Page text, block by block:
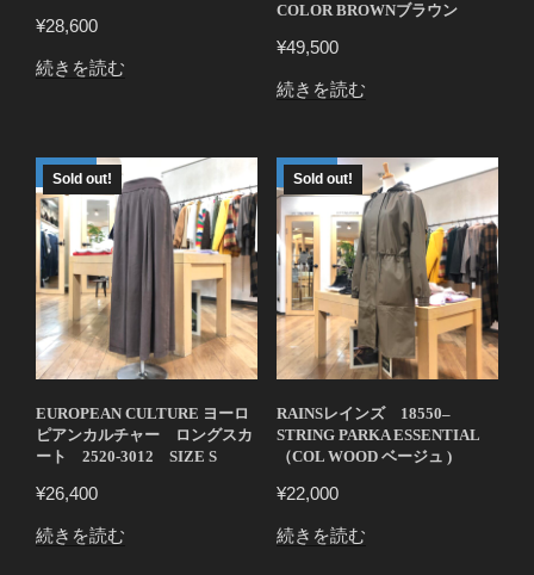
¥28,600
続きを読む
COLOR BROWNブラウン
¥49,500
続きを読む
Sold out!
EUROPEAN CULTURE ヨーロ
ピアンカルチャー ロングスカ
ート 2520-3012 SIZE S
¥26,400
続きを読む
Sold out!
RAINSレインズ 18550–
STRING PARKA ESSENTIAL
（COL WOOD ベージュ )
¥22,000
続きを読む